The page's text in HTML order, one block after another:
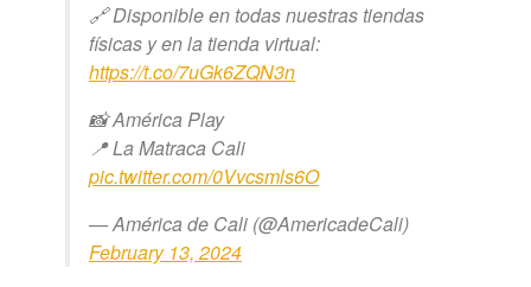
🔗 Disponible en todas nuestras tiendas
físicas y en la tienda virtual:
https://t.co/7uGk6ZQN3n
📸 América Play
📍 La Matraca Cali
pic.twitter.com/0Vvcsmls6O
— América de Cali (@AmericadeCali)
February 13, 2024